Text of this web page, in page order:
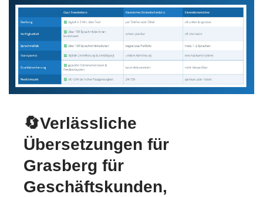
🔄Verlässliche
Übersetzungen für
Grasberg für
Geschäftskunden,